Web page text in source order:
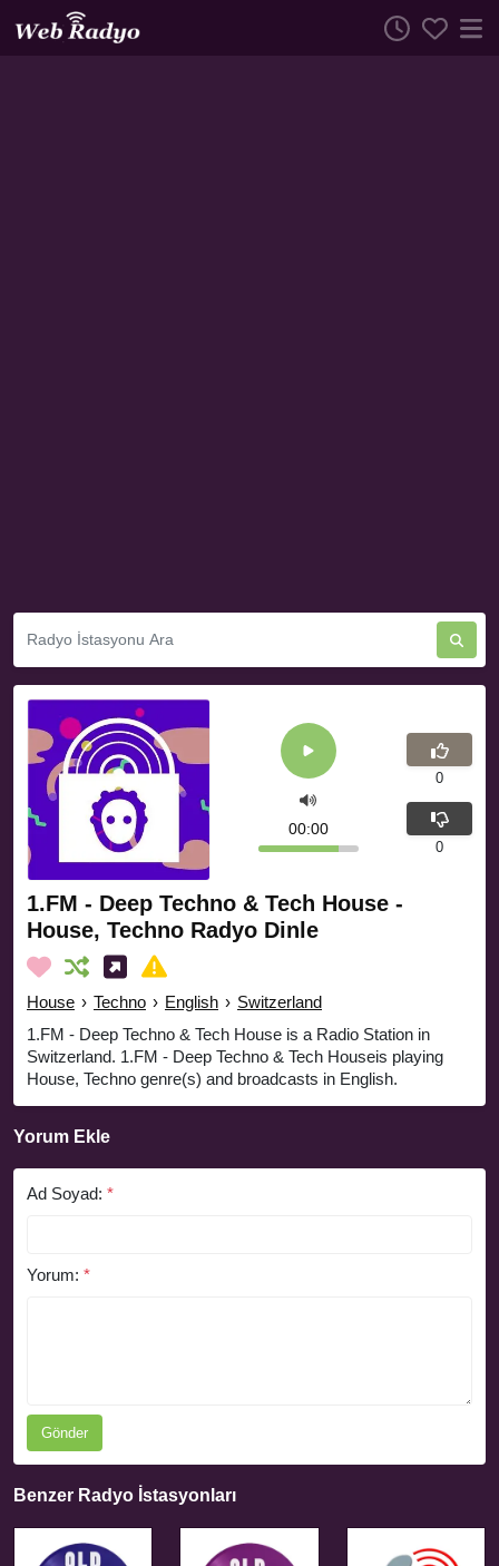
1.FM - Deep Techno & Tech House -
House, Techno Radyo Dinle
House › Techno › English › Switzerland
1.FM - Deep Techno & Tech House is a Radio Station in
Switzerland. 1.FM - Deep Techno & Tech Houseis playing
House, Techno genre(s) and broadcasts in English.
00:00
0
0
Yorum Ekle
Ad Soyad: *
Yorum: *
Gönder
Benzer Radyo İstasyonları